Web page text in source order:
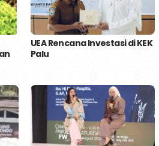
UEA Rencana Investasi di KEK
Palu